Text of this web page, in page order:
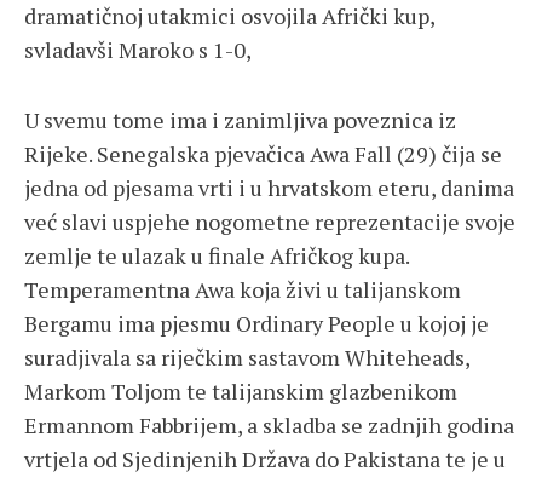
dramatičnoj utakmici osvojila Afrički kup,
svladavši Maroko s 1-0,
U svemu tome ima i zanimljiva poveznica iz
Rijeke. Senegalska pjevačica Awa Fall (29) čija se
jedna od pjesama vrti i u hrvatskom eteru, danima
već slavi uspjehe nogometne reprezentacije svoje
zemlje te ulazak u finale Afričkog kupa.
Temperamentna Awa koja živi u talijanskom
Bergamu ima pjesmu Ordinary People u kojoj je
suradjivala sa riječkim sastavom Whiteheads,
Markom Toljom te talijanskim glazbenikom
Ermannom Fabbrijem, a skladba se zadnjih godina
vrtjela od Sjedinjenih Država do Pakistana te je u